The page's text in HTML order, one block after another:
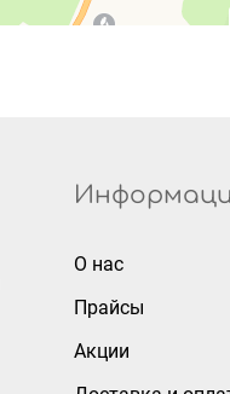
О нас
Прайсы
Акции